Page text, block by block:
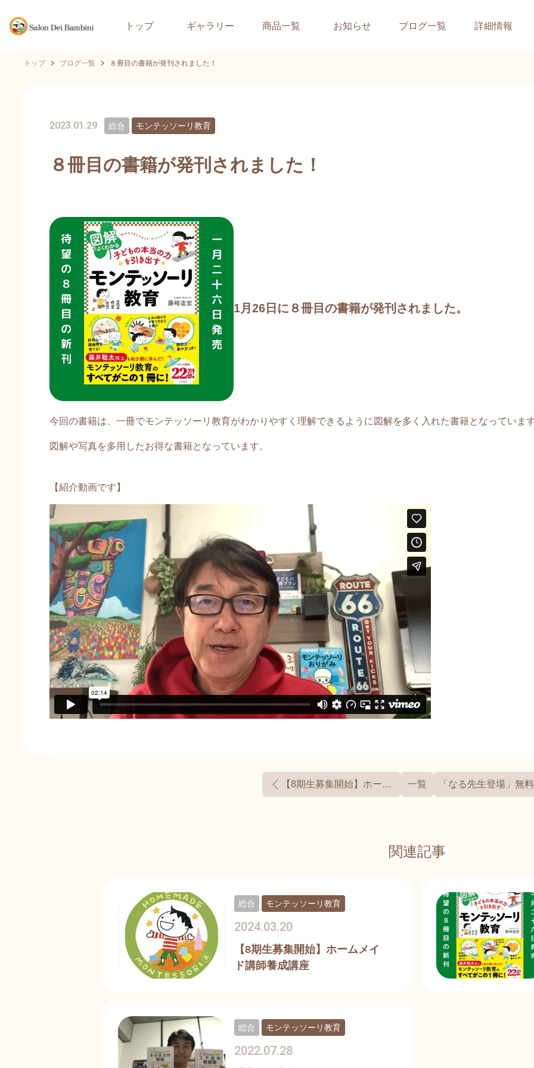
トップ ギャラリー 商品一覧 お知らせ ブログ一覧 詳細情報
トップ ブログ一覧 ８冊目の書籍が発刊されました！
2023.01.29 総合 モンテッソーリ教育
８冊目の書籍が発刊されました！
1月26日に８冊目の書籍が発刊されました。
今回の書籍は、一冊でモンテッソーリ教育がわかりやすく理解できるように図解を多く入れた書籍となっています
図解や写真を多用したお得な書籍となっています。
【紹介動画です】
【8期生募集開始】ホームメイド講師養成講座 一覧
関連記事
【8期生募集開始】ホームメイ
ド講師養成講座
2024.03.20
総合 モンテッソーリ教育
2022.07.28
総合 モンテッソーリ教育